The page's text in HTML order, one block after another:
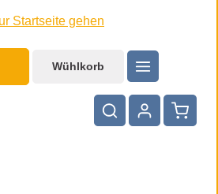
Wühlkorb